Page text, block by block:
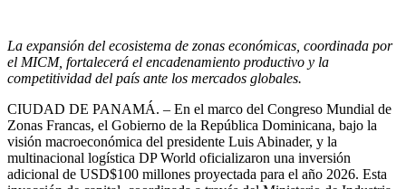
La expansión del ecosistema de zonas económicas, coordinada por
el MICM, fortalecerá el encadenamiento productivo y la
competitividad del país ante los mercados globales.
CIUDAD DE PANAMÁ. – En el marco del Congreso Mundial de
Zonas Francas, el Gobierno de la República Dominicana, bajo la
visión macroeconómica del presidente Luis Abinader, y la
multinacional logística DP World oficializaron una inversión
adicional de USD$100 millones proyectada para el año 2026. Esta